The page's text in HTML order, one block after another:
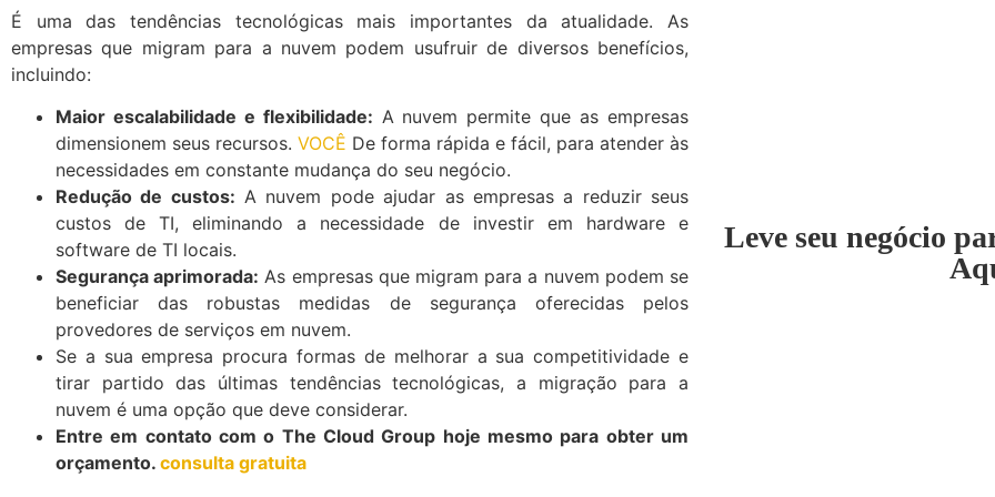
É uma das tendências tecnológicas mais importantes da atualidade. As
empresas que migram para a nuvem podem usufruir de diversos benefícios,
incluindo:
Maior escalabilidade e flexibilidade: A nuvem permite que as empresas
dimensionem seus recursos. VOCÊ De forma rápida e fácil, para atender às
necessidades em constante mudança do seu negócio.
Redução de custos: A nuvem pode ajudar as empresas a reduzir seus
custos de TI, eliminando a necessidade de investir em hardware e
software de TI locais.
Segurança aprimorada: As empresas que migram para a nuvem podem se
beneficiar das robustas medidas de segurança oferecidas pelos
provedores de serviços em nuvem.
Se a sua empresa procura formas de melhorar a sua competitividade e
tirar partido das últimas tendências tecnológicas, a migração para a
nuvem é uma opção que deve considerar.
Entre em contato com o The Cloud Group hoje mesmo para obter um
orçamento. consulta gratuita
Leve seu negócio